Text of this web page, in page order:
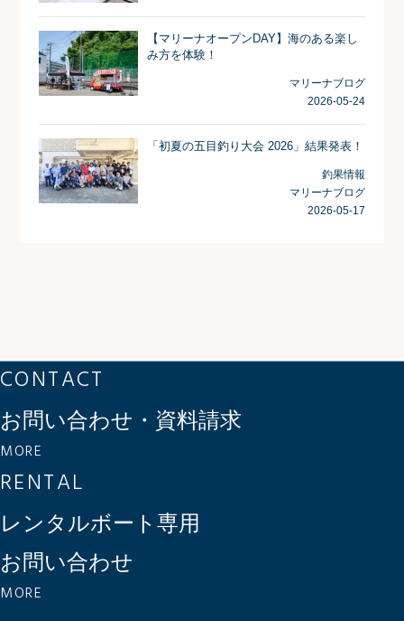
【マリーナオープンDAY】海のある楽し
み方を体験！
マリーナブログ
2026-05-24
「初夏の五目釣り大会 2026」結果発表！
釣果情報
マリーナブログ
2026-05-17
CONTACT
お問い合わせ・資料請求
MORE
RENTAL
レンタルボート専用
お問い合わせ
MORE